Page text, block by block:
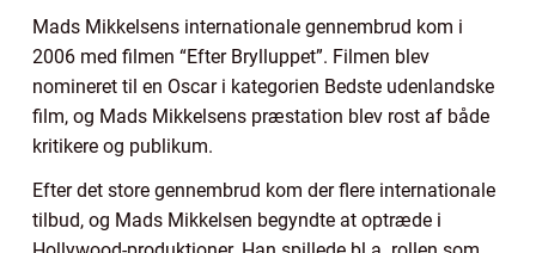
Mads Mikkelsens internationale gennembrud kom i
2006 med filmen “Efter Brylluppet”. Filmen blev
nomineret til en Oscar i kategorien Bedste udenlandske
film, og Mads Mikkelsens præstation blev rost af både
kritikere og publikum.
Efter det store gennembrud kom der flere internationale
tilbud, og Mads Mikkelsen begyndte at optræde i